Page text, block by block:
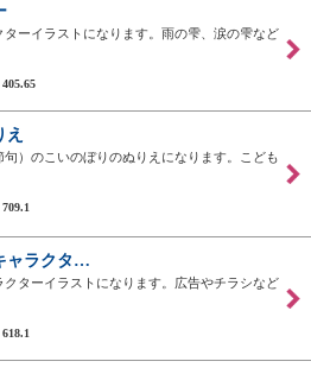
ーイラストになります。雨の雫、涙の雫など
405.65
え
句）のこいのぼりのぬりえになります。こども
709.1
ャラクタ…
ターイラストになります。広告やチラシなど
618.1